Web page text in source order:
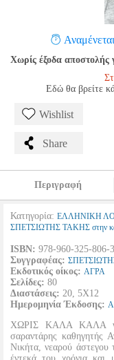
Χωρίς έξοδα
Εδώ θα βρείτε
Wishlist
Share
Περιγραφή
Κατηγορία: ΕΛΛΗΝΙΚΗ
ΣΠΕΤΣΙΩΤΗΣ ΤΑΚΗΣ στην
ISBN: 978-960-325-806-3
Συγγραφέας:
Εκδοτικός οίκος: ΑΓΡΑ
Σελίδες: 80
Διαστάσεις: 20, 5Χ12
Ημερομηνία Έκδοσης:
ΧΩΡΙΣ ΚΑΛΑ ΚΑΛΑ να
σαραντάρης καθηγητής
Νικήτα, νεαρού άστεγου